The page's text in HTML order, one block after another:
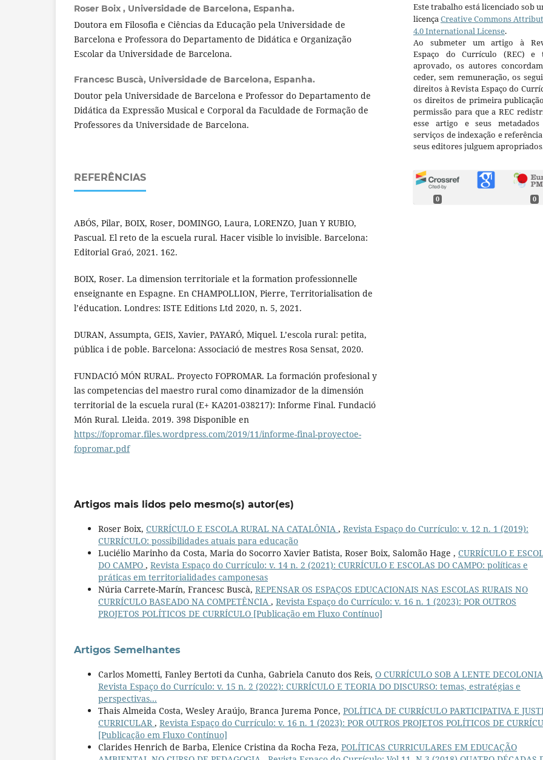
Roser Boix , Universidade de Barcelona, Espanha.
Doutora em Filosofia e Ciências da Educação pela Universidade de
Barcelona e Professora do Departamento de Didática e Organização
Escolar da Universidade de Barcelona.
Francesc Buscà, Universidade de Barcelona, Espanha.
Doutor pela Universidade de Barcelona e Professor do Departamento de
Didática da Expressão Musical e Corporal da Faculdade de Formação de
Professores da Universidade de Barcelona.
REFERÊNCIAS
ABÓS, Pilar, BOIX, Roser, DOMINGO, Laura, LORENZO, Juan Y RUBIO,
Pascual. El reto de la escuela rural. Hacer visible lo invisible. Barcelona:
Editorial Graó, 2021. 162.
BOIX, Roser. La dimension territoriale et la formation professionnelle
enseignante en Espagne. En CHAMPOLLION, Pierre, Territorialisation de
l’éducation. Londres: ISTE Editions Ltd 2020, n. 5, 2021.
DURAN, Assumpta, GEIS, Xavier, PAYARÓ, Miquel. L’escola rural: petita,
pública i de poble. Barcelona: Associació de mestres Rosa Sensat, 2020.
FUNDACIÓ MÓN RURAL. Proyecto FOPROMAR. La formación profesional y
las competencias del maestro rural como dinamizador de la dimensión
territorial de la escuela rural (E+ KA201-038217): Informe Final. Fundació
Món Rural. Lleida. 2019. 398 Disponible en
https://fopromar.files.wordpress.com/2019/11/informe-final-proyectoe-
fopromar.pdf
Este trabalho está licenciado sob
licença Creative Commons
4.0 International License.
Ao submeter um artigo à
Espaço do Currículo (REC) e
aprovado, os autores
ceder, sem remuneração, os
direitos à Revista Espaço do
os direitos de primeira
permissão para que a REC
esse artigo e seus metadados
serviços de indexação e
seus editores julguem
0 0
Artigos mais lidos pelo mesmo(s) autor(es)
Roser Boix, CURRÍCULO E ESCOLA RURAL NA CATALÔNIA , Revista Espaço do Currículo: v. 12 n. 1 (2019):
CURRÍCULO: possibilidades atuais para educação
Luciélio Marinho da Costa, Maria do Socorro Xavier Batista, Roser Boix, Salomão Hage , CURRÍCULO E
DO CAMPO , Revista Espaço do Currículo: v. 14 n. 2 (2021): CURRÍCULO E ESCOLAS DO CAMPO: políticas e
práticas em territorialidades camponesas
Núria Carrete-Marín, Francesc Buscà, REPENSAR OS ESPAÇOS EDUCACIONAIS NAS ESCOLAS RURAIS NO
CURRÍCULO BASEADO NA COMPETÊNCIA , Revista Espaço do Currículo: v. 16 n. 1 (2023): POR OUTROS
PROJETOS POLÍTICOS DE CURRÍCULO [Publicação em Fluxo Contínuo]
Artigos Semelhantes
Carlos Mometti, Fanley Bertoti da Cunha, Gabriela Canuto dos Reis, O CURRÍCULO SOB A LENTE
Revista Espaço do Currículo: v. 15 n. 2 (2022): CURRÍCULO E TEORIA DO DISCURSO: temas, estratégias e
perspectivas...
Thais Almeida Costa, Wesley Araújo, Branca Jurema Ponce, POLÍTICA DE CURRÍCULO PARTICIPATIVA E
CURRICULAR , Revista Espaço do Currículo: v. 16 n. 1 (2023): POR OUTROS PROJETOS POLÍTICOS DE
[Publicação em Fluxo Contínuo]
Clarides Henrich de Barba, Elenice Cristina da Rocha Feza, POLÍTICAS CURRICULARES EM EDUCAÇÃO